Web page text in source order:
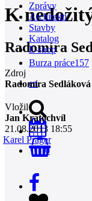
Zprávy
Architekti
Stavby
Katalog
E-shop
Burza práce157
en
0
K
Radomíra
Zdroj
Radomíra Sedláková
Vložil
Jan Kratochvíl
21.08.2013 18:55
Karel Prager